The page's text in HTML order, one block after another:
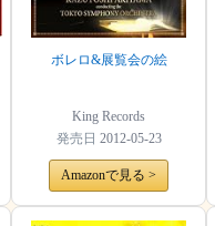
ボレロ&展覧会の絵
King Records
発売日 2012-05-23
Amazonで見る >